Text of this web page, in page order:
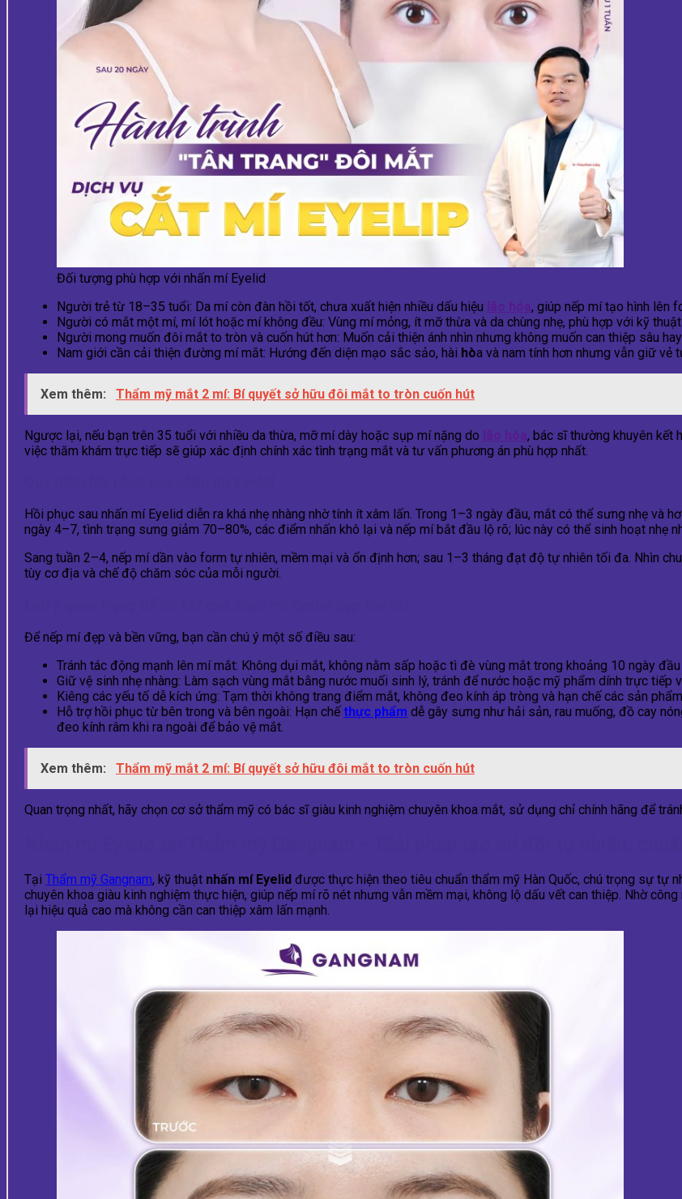
Đối tượng phù hợp với nhấn mí Eyelid
Người trẻ từ 18–35 tuổi: Da mí còn đàn hồi tốt, chưa xuất hiện nhiều dấu hiệu
lão hóa , giúp nếp mí tạo hình lên
Người có mắt một mí, mí lót hoặc mí không đều: Vùng mí mỏng, ít mỡ thừa và da chùng nhẹ, phù hợp với kỹ
Người mong muốn đôi mắt to tròn và cuốn hút hơn: Muốn cải thiện ánh nhìn nhưng không muốn can thiệp sâu
Nam giới cần cải thiện đường mí mắt: Hướng đến diện mạo sắc sảo, hài hòa và nam tính hơn nhưng vẫn giữ vẻ
Xem thêm: Thẩm mỹ mắt 2 mí: Bí quyết sở hữu đôi mắt to tròn cuốn hút
Ngược lại, nếu bạn trên 35 tuổi với nhiều da thừa, mỡ mí dày hoặc sụp mí nặng do lão hóa , bác sĩ thường khuyên kết
việc thăm khám trực tiếp sẽ giúp xác định chính xác tình trạng mắt và tư vấn phương án phù hợp nhất.
Hồi phục sau nhấn mí Eyelid diễn ra khá nhẹ nhàng nhờ tính ít xâm lấn. Trong 1–3 ngày đầu, mắt có thể sưng nhẹ và
ngày 4–7, tình trạng sưng giảm 70–80%, các điểm nhấn khô lại và nếp mí bắt đầu lộ rõ; lúc này có thể sinh hoạt nhẹ
Sang tuần 2–4, nếp mí dần vào form tự nhiên, mềm mại và ổn định hơn; sau 1–3 tháng đạt độ tự nhiên tối đa. Nhìn
tùy cơ địa và chế độ chăm sóc của mỗi người.
Để nếp mí đẹp và bền vững, bạn cần chú ý một số điều sau:
Tránh tác động mạnh lên mí mắt: Không dụi mắt, không nằm sấp hoặc tì đè vùng mắt trong khoảng 10 ngày
Giữ vệ sinh nhẹ nhàng: Làm sạch vùng mắt bằng nước muối sinh lý, tránh để nước hoặc mỹ phẩm dính trực tiếp
Kiêng các yếu tố dễ kích ứng: Tạm thời không trang điểm mắt, không đeo kính áp tròng và hạn chế các sản
Hỗ trợ hồi phục từ bên trong và bên ngoài: Hạn chế thực phẩm dễ gây sưng như hải sản, rau muống, đồ cay
đeo kính râm khi ra ngoài để bảo vệ mắt.
Xem thêm: Thẩm mỹ mắt 2 mí: Bí quyết sở hữu đôi mắt to tròn cuốn hút
Quan trọng nhất, hãy chọn cơ sở thẩm mỹ có bác sĩ giàu kinh nghiệm chuyên khoa mắt, sử dụng chỉ chính hãng để
Tại Thẩm mỹ Gangnam, kỹ thuật nhấn mí Eyelid được thực hiện theo tiêu chuẩn thẩm mỹ Hàn Quốc, chú trọng sự tự
chuyên khoa giàu kinh nghiệm thực hiện, giúp nếp mí rõ nét nhưng vẫn mềm mại, không lộ dấu vết can thiệp. Nhờ
lại hiệu quả cao mà không cần can thiệp xâm lấn mạnh.